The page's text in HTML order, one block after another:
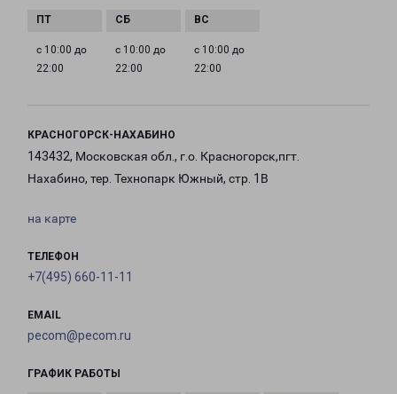
с 10:00 до
22:00
с 10:00 до
22:00
с 10:00 до
22:00
КРАСНОГОРСК-НАХАБИНО
143432, Московская обл., г.о. Красногорск,пгт.
Нахабино, тер. Технопарк Южный, стр. 1В
на карте
ТЕЛЕФОН
+7(495) 660-11-11
EMAIL
pecom@pecom.ru
ГРАФИК РАБОТЫ